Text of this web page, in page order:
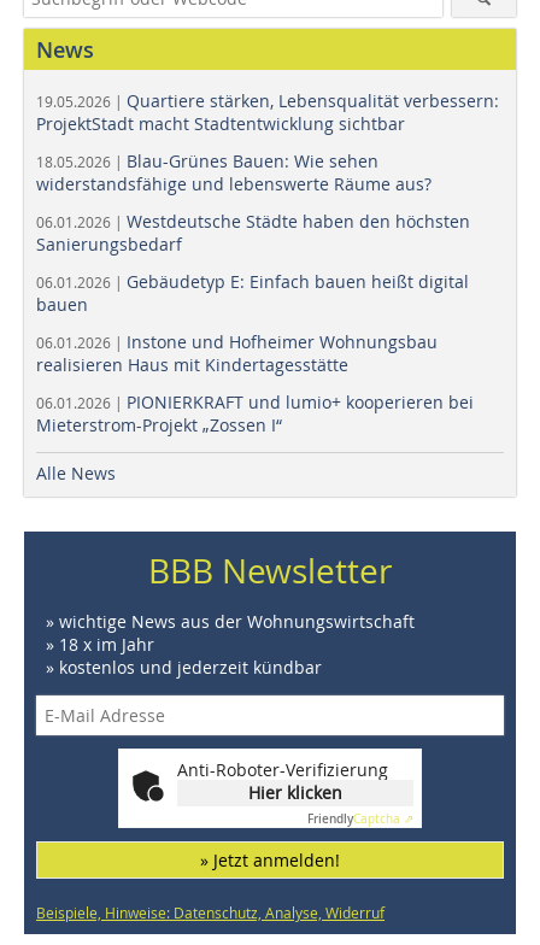
News
19.05.2026 | Quartiere stärken, Lebensqualität verbessern:
ProjektStadt macht Stadtentwicklung sichtbar
18.05.2026 | Blau-Grünes Bauen: Wie sehen
widerstandsfähige und lebenswerte Räume aus?
06.01.2026 | Westdeutsche Städte haben den höchsten
Sanierungsbedarf
06.01.2026 | Gebäudetyp E: Einfach bauen heißt digital
bauen
06.01.2026 | Instone und Hofheimer Wohnungsbau
realisieren Haus mit Kindertagesstätte
06.01.2026 | PIONIERKRAFT und lumio+ kooperieren bei
Mieterstrom-Projekt „Zossen I“
Alle News
BBB Newsletter
» wichtige News aus der Wohnungswirtschaft
» 18 x im Jahr
» kostenlos und jederzeit kündbar
Anti-Roboter-Verifizierung
Hier klicken
FriendlyCaptcha ⇗
» Jetzt anmelden!
Beispiele, Hinweise: Datenschutz, Analyse, Widerruf